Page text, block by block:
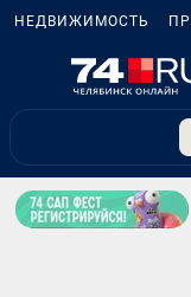
НЕДВИЖИМОСТЬ